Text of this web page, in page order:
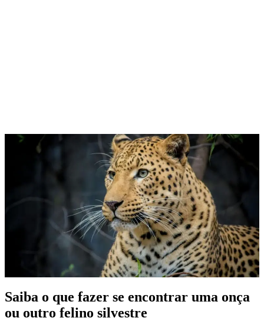
Saiba o que fazer se encontrar uma onça
ou outro felino silvestre